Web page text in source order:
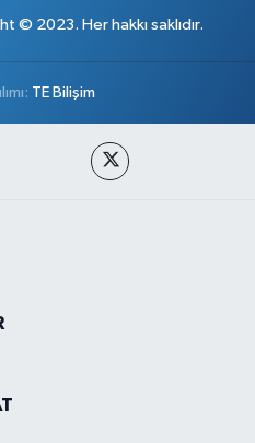
© 2023. Her hakkı saklıdır.
TE Bilişim